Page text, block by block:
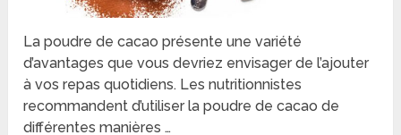
La poudre de cacao présente une variété
d’avantages que vous devriez envisager de l’ajouter
à vos repas quotidiens. Les nutritionnistes
recommandent d’utiliser la poudre de cacao de
différentes manières …